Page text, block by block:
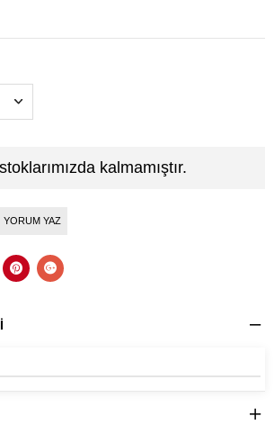
kalmamıştır.
YORUM YAZ